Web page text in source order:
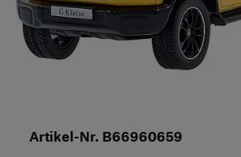
Artikel-Nr. B66960659